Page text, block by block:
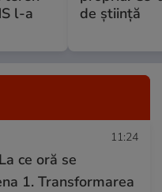
l-a
de știință
11:24
ce oră se
1. Transformarea